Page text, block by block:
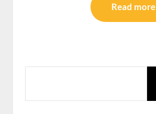
Read more